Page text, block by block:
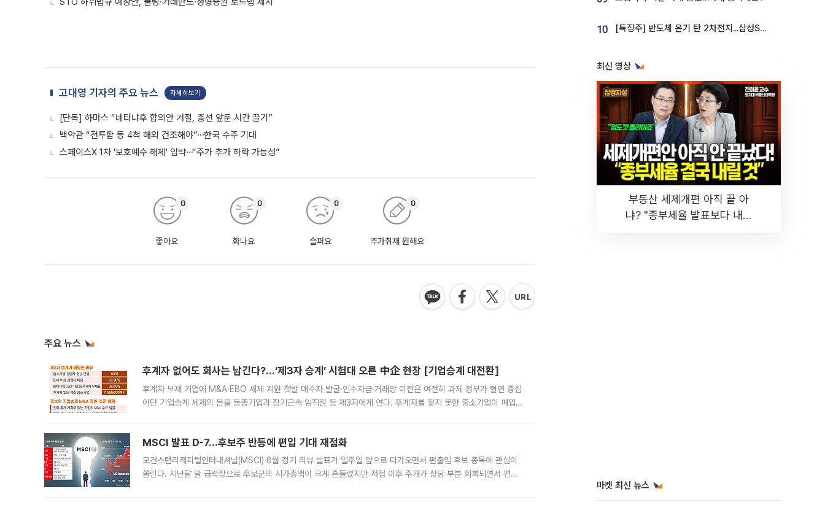
고대영 기자의 주요 뉴스 자세히보기
[단독] 하마스 “네타냐후 합의안 거절, 총선 앞둔 시간 끌기”
백악관 “전투함 등 4척 해외 건조해야”⋯한국 수주 기대
스페이스X 1차 '보호예수 해제' 임박⋯“주가 추가 하락 가능성”
좋아요
0
화나요
0
슬퍼요
0
추가취재 원해요
0
주요 뉴스
후계자 없어도 회사는 남긴다?…‘제3자 승계’ 시험대 오른 中企 현장 [기업승계 대전환]
후계자 부재 기업에 M&A·EBO 세제 지원 첫발 매수자 발굴·인수자금·거래망 이전은 여전히 과제 정부가 혈연 중심
이던 기업승계 세제의 문을 동종기업과 장기근속 임직원 등 제3자에게 연다. 후계자를 찾지 못한 중소기업이 폐업
MSCI 발표 D-7…후보주 반등에 편입 기대 재점화
모건스탠리캐피털인터내셔널(MSCI) 8월 정기 리뷰 발표가 일주일 앞으로 다가오면서 편출입 후보 종목에 관심이
쏠린다. 지난달 말 급락장으로 후보군의 시가총액이 크게 흔들렸지만 저점 이후 주가가 상당 부분 회복되면서 편입
10 [특징주] 반도체 온기 탄 2차전지...삼성SDI, 장 초반 7% 넘게 껑충
최신 영상
부동산 세제개편 아직 끝 아
냐? "종부세율 발표보다 내릴
마켓 최신 뉴스